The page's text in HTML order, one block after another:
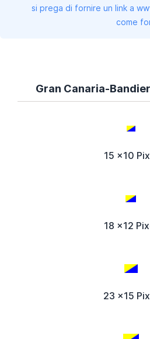
si prega di fornire un link a
come
Gran Canaria-
15 x10
18 x12
23 x15